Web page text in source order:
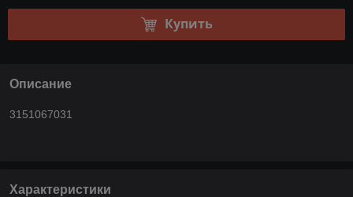
Купить
Описание
3151067031
Характеристики